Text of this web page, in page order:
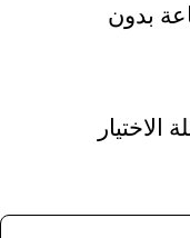
بدون